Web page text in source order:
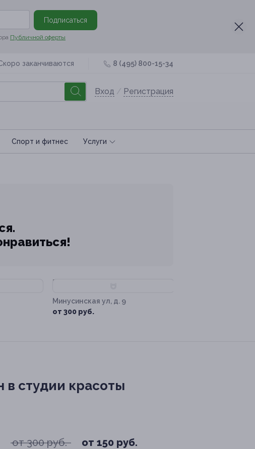
Подписаться
Публичной оферты
заканчиваются 8 (495) 800-15-34
Вход / Регистрация
Спoрт и фитнес Услуги
Минусинская ул, д. 9
от 300 руб.
в студии красоты
от 300 руб. от 150 руб.